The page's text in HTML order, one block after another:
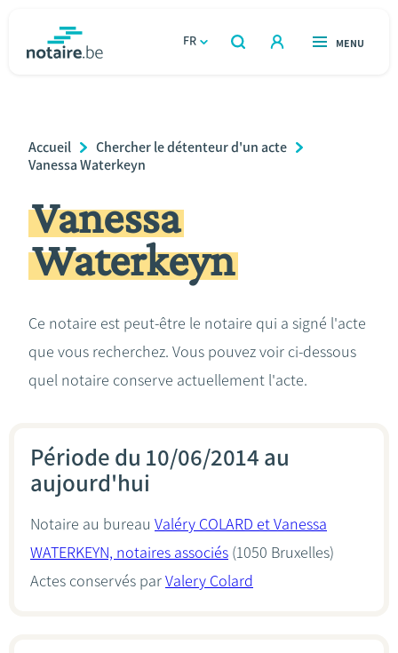
FR
OUVERT
RECHERCHER
OUVERT
MENU
Relations et vivre ensemble
Héritage et donations
Entreprendre
Calculateurs
Breadcrumb
Accueil
Chercher le détenteur d'un acte
Vanessa Waterkeyn
Vanessa
Waterkeyn
Ce notaire est peut-être le notaire qui a signé l'acte
que vous recherchez. Vous pouvez voir ci-dessous
quel notaire conserve actuellement l'acte.
Période du 10/06/2014 au
aujourd'hui
Notaire au bureau Valéry COLARD et Vanessa
WATERKEYN, notaires associés (1050 Bruxelles)
Actes conservés parValery Colard